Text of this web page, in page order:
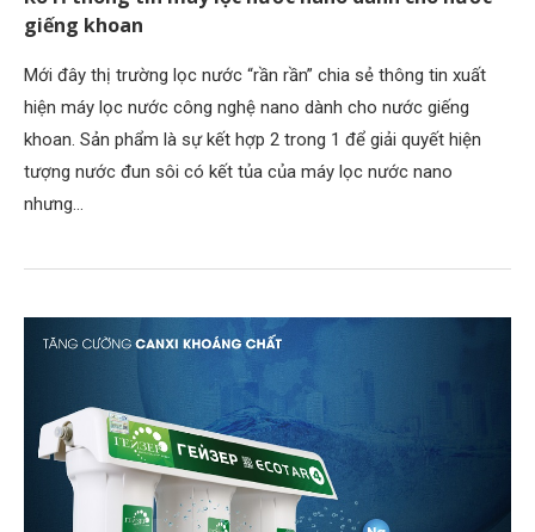
giếng khoan
Mới đây thị trường lọc nước “rần rần” chia sẻ thông tin xuất
hiện máy lọc nước công nghệ nano dành cho nước giếng
khoan. Sản phẩm là sự kết hợp 2 trong 1 để giải quyết hiện
tượng nước đun sôi có kết tủa của máy lọc nước nano
nhưng…